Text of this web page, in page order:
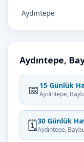
Aydıntepe
Aydıntepe,
📅 15 Günlük
Aydıntepe,
🗓️30 Günlük
Aydıntepe,